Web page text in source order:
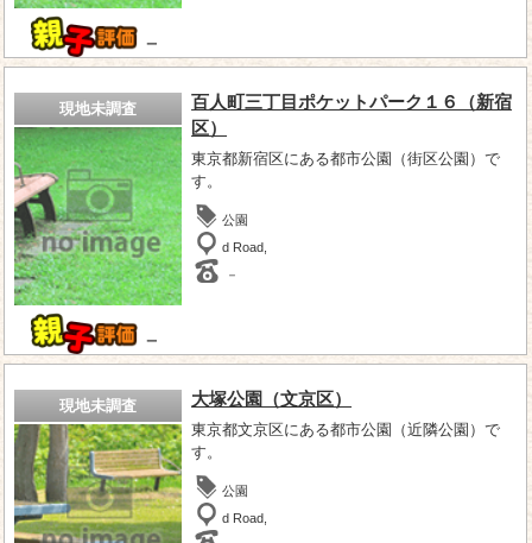
－
現地未調査
－
百人町三丁目ポケットパーク１６（新宿
区）
東京都新宿区にある都市公園（街区公園）で
す。
公園
d Road,
－
現地未調査 大塚公園（文京区）
東京都文京区にある都市公園（近隣公園）で
す。
公園
d Road,